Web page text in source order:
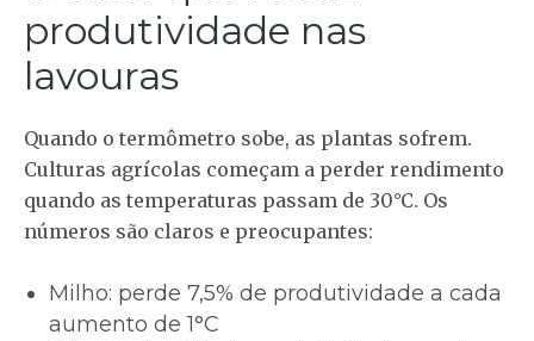
produtividade nas
lavouras
Quando o termômetro sobe, as plantas sofrem.
Culturas agrícolas começam a perder rendimento
quando as temperaturas passam de 30°C. Os
números são claros e preocupantes:
Milho: perde 7,5% de produtividade a cada
aumento de 1°C